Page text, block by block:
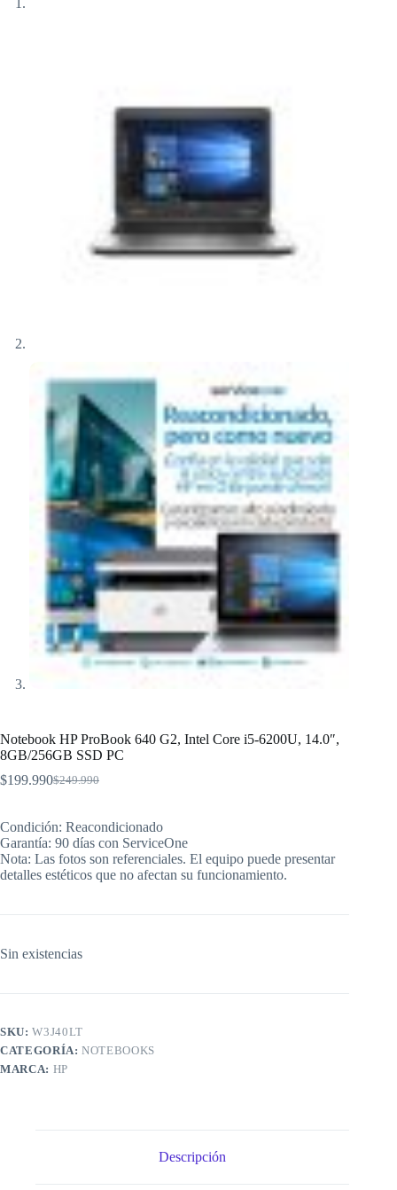
Notebook HP ProBook 640 G2, Intel Core i5-6200U, 14.0″,
8GB/256GB SSD PC
$249.990
El
original
era:
$249.990.
$199.990El
actual
es:
$199.990.
Condición: Reacondicionado
Garantía: 90 días con ServiceOne
Nota: Las fotos son referenciales. El equipo puede presentar
detalles estéticos que no afectan su funcionamiento.
Sin existencias
SKU:W3J40LT
CATEGORÍA:NOTEBOOKS
MARCA: HP
Descripción